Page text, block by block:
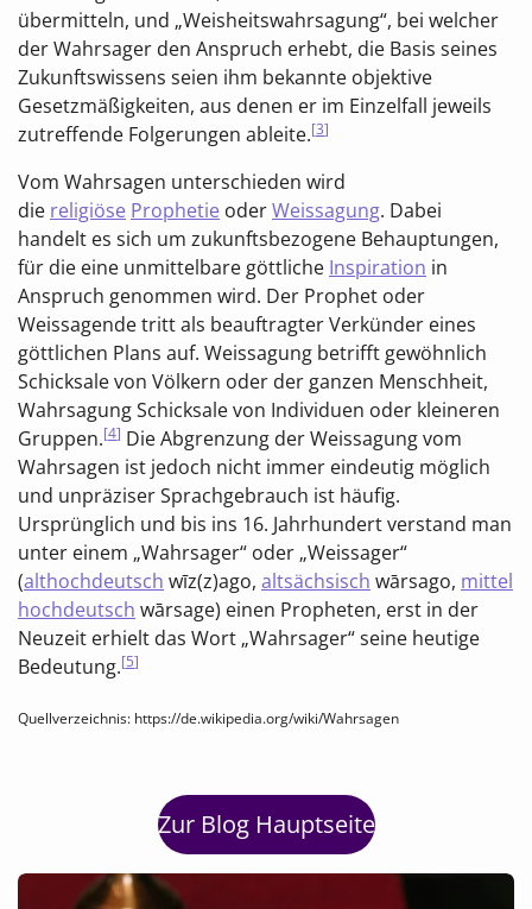
übermitteln, und „Weisheitswahrsagung“, bei welcher
der Wahrsager den Anspruch erhebt, die Basis seines
Zukunftswissens seien ihm bekannte objektive
Gesetzmäßigkeiten, aus denen er im Einzelfall jeweils
zutreffende Folgerungen ableite.[3]
Vom Wahrsagen unterschieden wird
die religiöse Prophetie oderWeissagung. Dabei
handelt es sich um zukunftsbezogene Behauptungen,
für die eine unmittelbare göttliche Inspiration in
Anspruch genommen wird. Der Prophet oder
Weissagende tritt als beauftragter Verkünder eines
göttlichen Plans auf. Weissagung betrifft gewöhnlich
Schicksale von Völkern oder der ganzen Menschheit,
Wahrsagung Schicksale von Individuen oder kleineren
Gruppen.[4] Die Abgrenzung der Weissagung vom
Wahrsagen ist jedoch nicht immer eindeutig möglich
und unpräziser Sprachgebrauch ist häufig.
Ursprünglich und bis ins 16. Jahrhundert verstand man
unter einem „Wahrsager“ oder „Weissager“
(althochdeutsch wīz(z)ago, altsächsisch wārsago, mittel
hochdeutsch wārsage) einen Propheten, erst in der
Neuzeit erhielt das Wort „Wahrsager“ seine heutige
Bedeutung.[5]
Quellverzeichnis: https://de.wikipedia.org/wiki/Wahrsagen
Zur Blog Hauptseite